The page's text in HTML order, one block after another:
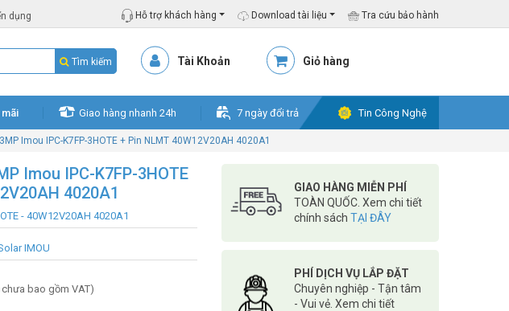
dụng Hỗ trợ khách hàng Download tài liệu Tra cứu bảo hành
Tìm kiếm Tài Khoản Giỏ hàng
mãi Giao hàng nhanh 24h 7 ngày đổi trả Tin Công Nghệ
Imou IPC-K7FP-3HOTE + Pin NLMT 40W12V20AH 4020A1
Imou IPC-K7FP-3HOTE
4020A1
- 40W12V20AH 4020A1
IMOU
chưa bao gồm VAT)
GIAO HÀNG MIỄN PHÍ
TOÀN QUỐC. Xem chi tiết
chính sách TẠI ĐÂY
PHÍ DỊCH VỤ LẮP ĐẶT
Chuyên nghiệp - Tận tâm
- Vui vẻ. Xem chi tiết